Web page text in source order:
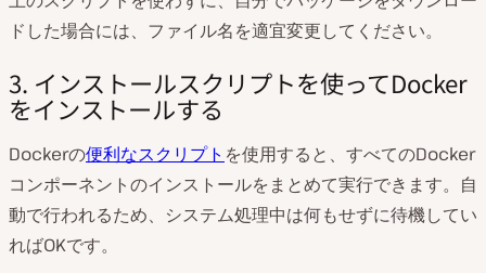
ドした場合には、ファイル名を適宜変更してください。
3. インストールスクリプトを使ってDocker
をインストールする
Dockerの便利なスクリプト を使用すると、すべてのDocker
コンポーネントのインストールをまとめて実行できます。自
動で行われるため、システム処理中は何もせずに待機してい
ればOKです。